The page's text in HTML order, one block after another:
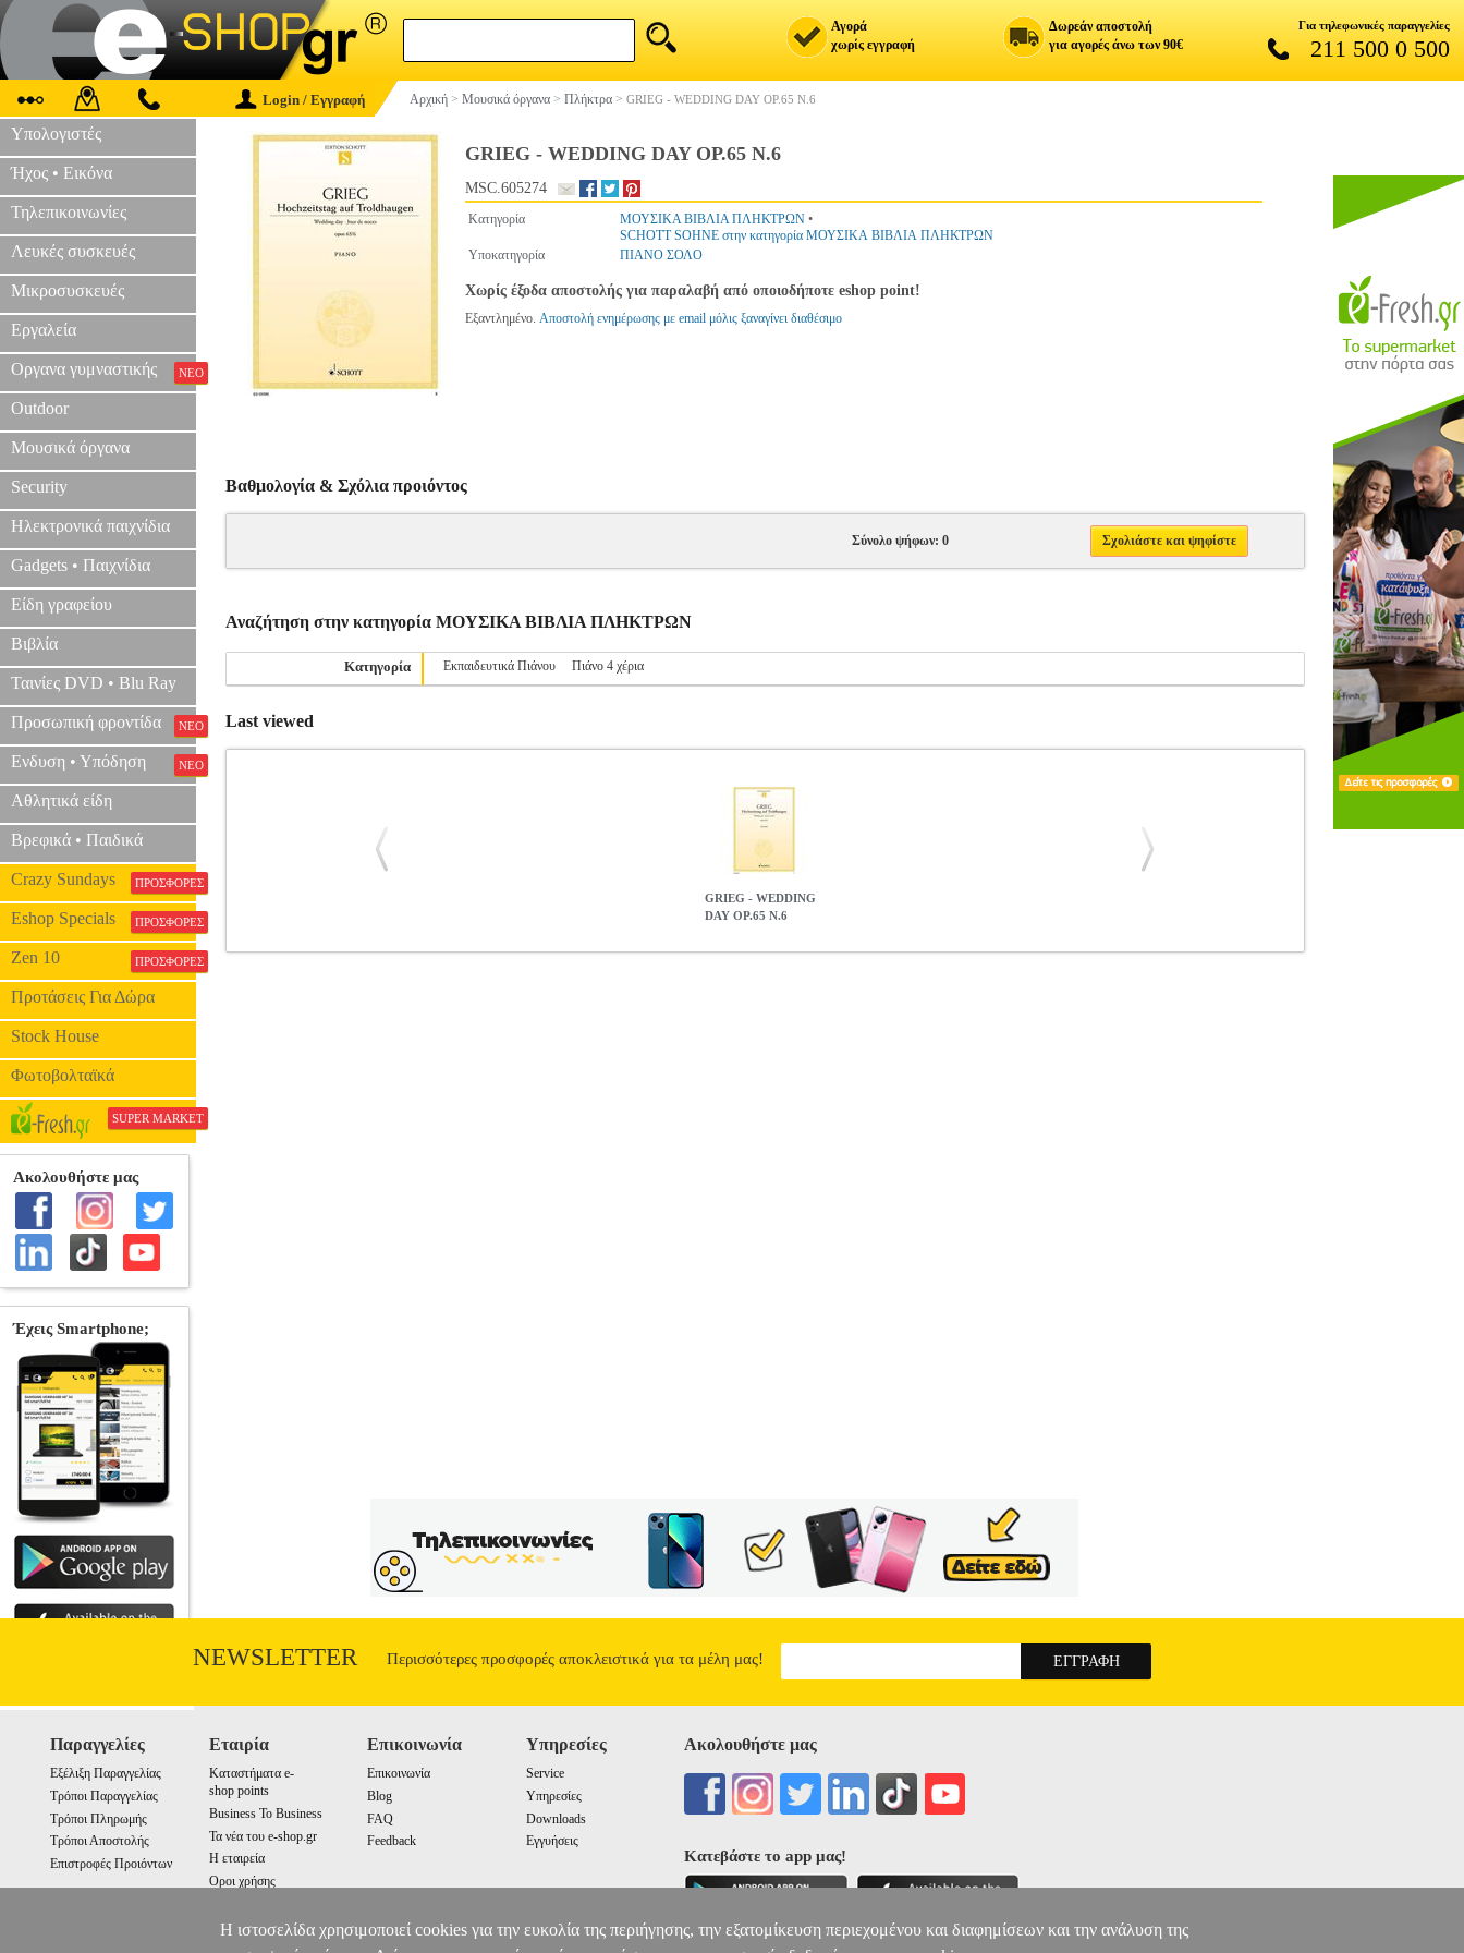
Αγορά
χωρίς εγγραφή
Δωρεάν αποστολή
για αγορές άνω των 90€
Για τηλεφωνικές παραγγελίες
211 500 0 500
Login / Εγγραφή Αρχική > Μουσικά όργανα > Πλήκτρα > GRIEG - WEDDING DAY OP.65 N.6
Υπολογιστές
Ήχος • Εικόνα
Τηλεπικοινωνίες
Λευκές συσκευές
Μικροσυσκευές
Εργαλεία
Οργανα γυμναστικής ΝΕΟ
Outdoor
Μουσικά όργανα
Security
Ηλεκτρονικά παιχνίδια
Gadgets • Παιχνίδια
Είδη γραφείου
Βιβλία
Ταινίες DVD • Blu Ray
Προσωπική φροντίδα ΝΕΟ
Ενδυση • Υπόδηση ΝΕΟ
Αθλητικά είδη
Βρεφικά • Παιδικά
Crazy Sundays ΠΡΟΣΦΟΡΕΣ
Eshop Specials ΠΡΟΣΦΟΡΕΣ
Zen 10 ΠΡΟΣΦΟΡΕΣ
Προτάσεις Για Δώρα
Stock House
Φωτοβολταϊκά
SUPER MARKET
GRIEG - WEDDING DAY OP.65 N.6
MSC.605274
Κατηγορία ΜΟΥΣΙΚΑ ΒΙΒΛΙΑ ΠΛΗΚΤΡΩΝ•
SCHOTT SOHNE στην κατηγορία ΜΟΥΣΙΚΑ ΒΙΒΛΙΑ ΠΛΗΚΤΡΩΝ
Υποκατηγορία
ΠΙΑΝΟ ΣΟΛΟ
Χωρίς έξοδα αποστολής για παραλαβή από οποιοδήποτε eshop point!
Εξαντλημένο. Αποστολή ενημέρωσης με email μόλις ξαναγίνει διαθέσιμο
Βαθμολογία & Σχόλια προιόντος
Σύνολο ψήφων: 0 Σχολιάστε και ψηφίστε
Αναζήτηση στην κατηγορία ΜΟΥΣΙΚΑ ΒΙΒΛΙΑ ΠΛΗΚΤΡΩΝ
Κατηγορία Εκπαιδευτικά Πιάνου Πιάνο 4 χέρια
Last viewed
GRIEG - WEDDING
DAY OP.65 N.6
NEWSLETTER Περισσότερες προσφορές αποκλειστικά για τα μέλη μας!
Παραγγελίες
Εξέλιξη Παραγγελίας
Τρόποι Παραγγελίας
Τρόποι Πληρωμής
Τρόποι Αποστολής
Επιστροφές Προιόντων
Εταιρία
Καταστήματα e-
shop points
Business To Business
Τα νέα του e-shop.gr
Η εταιρεία
Οροι χρήσης
Επικοινωνία
Επικοινωνία
Blog
FAQ
Feedback
Υπηρεσίες
Service
Υπηρεσίες
Downloads
Εγγυήσεις
Ακολουθήστε μας
Κατεβάστε το app μας!
Η ιστοσελίδα χρησιμοποιεί cookies για την ευκολία της περιήγησης, την εξατομίκευση περιεχομένου και διαφημίσεων και την ανάλυση της